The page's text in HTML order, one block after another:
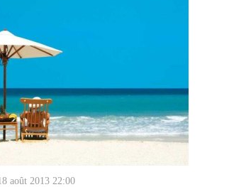
août 2013 22:00